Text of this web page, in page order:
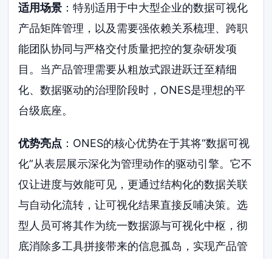
适用场景 ：特别适用于中大型企业的数据可视化
产品矩阵管理，以及需要强依赖关系梳理、跨职
能团队协同与严格交付质量把控的复杂研发项
目。当产品管理需要从粗放式跟进跃迁至精细
化、数据驱动的治理阶段时，ONES是理想的平
台级底座。
优势亮点 ：ONES的核心优势在于其将“数据可视
化”从表层展示深化为管理动作的驱动引擎。它不
仅让进度与效能可见，更通过结构化的数据关联
与自动化流转，让可视化结果直接反哺决策。选
型人员可将其作为统一数据源与可视化中枢，彻
底消除多工具拼接带来的信息孤岛，实现产品管